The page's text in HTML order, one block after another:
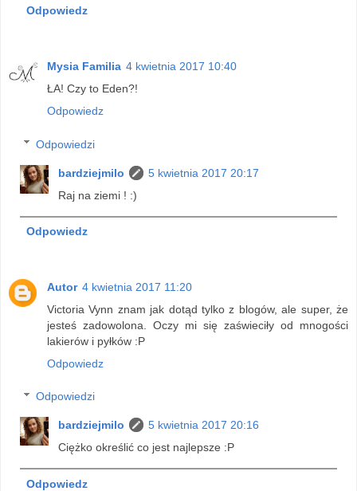
Odpowiedz
Mysia Familia 4 kwietnia 2017 10:40
ŁA! Czy to Eden?!
Odpowiedz
Odpowiedzi
bardziejmilo
5 kwietnia 2017 20:17
Raj na ziemi ! :)
Odpowiedz
Autor 4 kwietnia 2017 11:20
Victoria Vynn znam jak dotąd tylko z blogów, ale super, że
jesteś zadowolona. Oczy mi się zaświeciły od mnogości
lakierów i pyłków :P
Odpowiedz
Odpowiedzi
bardziejmilo
5 kwietnia 2017 20:16
Ciężko określić co jest najlepsze :P
Odpowiedz